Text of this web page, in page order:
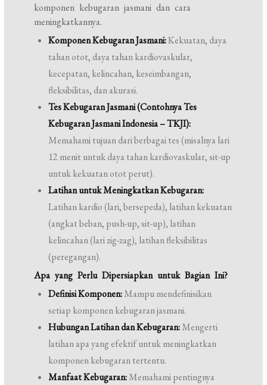
komponen kebugaran jasmani dan cara
meningkatkannya.
Komponen Kebugaran Jasmani:Kekuatan, daya
tahan otot, daya tahan kardiovaskular,
kecepatan, kelincahan, keseimbangan,
fleksibilitas, dan akurasi.
Tes Kebugaran Jasmani (Contohnya Tes
Kebugaran Jasmani Indonesia – TKJI):
Memahami tujuan dari berbagai tes (misalnya lari
12 menit untuk daya tahan kardiovaskular, sit-up
untuk kekuatan otot perut).
Latihan untuk Meningkatkan Kebugaran:
Latihan kardio (lari, bersepeda), latihan kekuatan
(angkat beban, push-up, sit-up), latihan
kelincahan (lari zig-zag), latihan fleksibilitas
(peregangan).
Apa yang Perlu Dipersiapkan untuk Bagian Ini?
Definisi Komponen:Mampu mendefinisikan
setiap komponen kebugaran jasmani.
Hubungan Latihan dan Kebugaran:Mengerti
latihan apa yang efektif untuk meningkatkan
komponen kebugaran tertentu.
Manfaat Kebugaran:Memahami pentingnya